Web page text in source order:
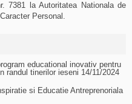
7381 la Autoritatea Nationala de
Personal.
educational inovativ pentru
randul tinerilor ieseni 14/11/2024
si Educatie Antreprenoriala